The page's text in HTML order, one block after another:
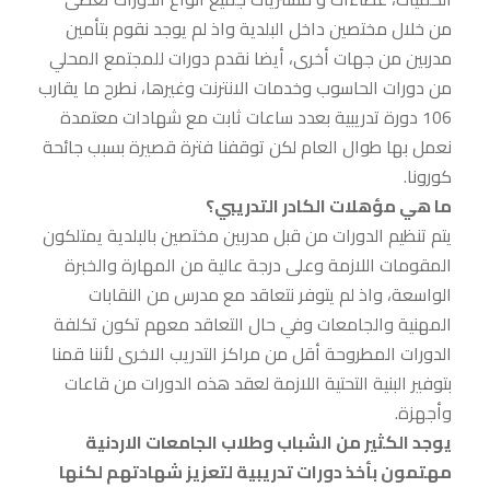
من خلال مختصين داخل البلدية واذ لم يوجد نقوم بتأمين
مدربين من جهات أخرى، أيضا نقدم دورات للمجتمع المحلي
من دورات الحاسوب وخدمات الانترنت وغيرها، نطرح ما يقارب
106 دورة تدريبية بعدد ساعات ثابت مع شهادات معتمدة
نعمل بها طوال العام لكن توقفنا فترة قصيرة بسبب جائحة
كورونا.
ما هي مؤهلات الكادر التدريبي؟
يتم تنظيم الدورات من قبل مدربين مختصين بالبلدية يمتلكون
المقومات اللازمة وعلى درجة عالية من المهارة والخبرة
الواسعة، واذ لم يتوفر نتعاقد مع مدرس من النقابات
المهنية والجامعات وفي حال التعاقد معهم تكون تكلفة
الدورات المطروحة أقل من مراكز التدريب الاخرى لأننا قمنا
بتوفير البنية التحتية اللازمة لعقد هذه الدورات من قاعات
وأجهزة.
يوجد الكثير من الشباب وطلاب الجامعات الاردنية
مهتمون بأخذ دورات تدريبية لتعزيز شهادتهم لكنها